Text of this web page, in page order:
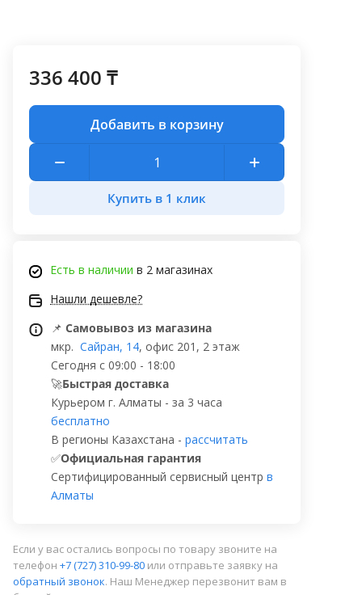
336 400 ₸
Добавить в корзину
Купить в 1 клик
Есть в наличии в 2 магазинах
Нашли дешевле?
📌 Самовывоз из магазина
мкр. Сайран, 14, офис 201, 2 этаж
Сегодня с 09:00 - 18:00
🚀Быстрая доставка
Курьером г. Алматы - за 3 часа
бесплатно
В регионы Казахстана - рассчитать
✅Официальная гарантия
Сертифицированный сервисный центр в
Алматы
Если у вас остались вопросы по товару звоните на
телефон +7 (727) 310-99-80 или отправьте заявку на
обратный звонок. Наш Менеджер перезвонит вам в